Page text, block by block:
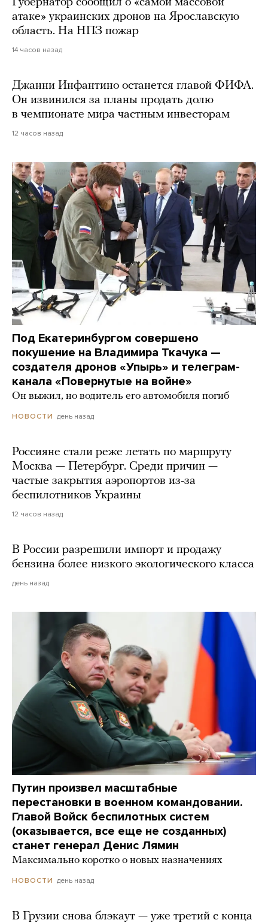
Губернатор сообщил о «самой массовой
атаке» украинских дронов на Ярославскую
область. На НПЗ пожар
14 часов назад
Джанни Инфантино останется главой ФИФА.
Он извинился за планы продать долю
в чемпионате мира частным инвесторам
12 часов назад
Под Екатеринбургом совершено
покушение на Владимира Ткачука —
создателя дронов «Упырь» и телеграм-
канала «Повернутые на войне»
Он выжил, но водитель его автомобиля погиб
НОВОСТИ день назад
Россияне стали реже летать по маршруту
Москва — Петербург. Среди причин —
частые закрытия аэропортов из-за
беспилотников Украины
12 часов назад
В России разрешили импорт и продажу
бензина более низкого экологического класса
день назад
Путин произвел масштабные
перестановки в военном командовании.
Главой Войск беспилотных систем
(оказывается, все еще не созданных)
станет генерал Денис Лямин
Максимально коротко о новых назначениях
НОВОСТИ день назад
В Грузии снова блэкаут — уже третий с конца